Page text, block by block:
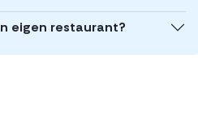
eigen restaurant?